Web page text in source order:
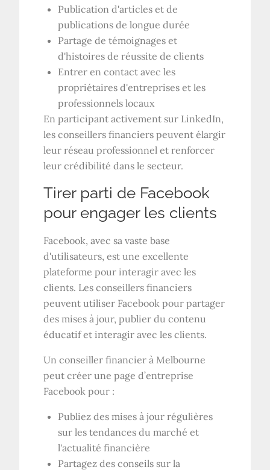
Publication d'articles et de
publications de longue durée
Partage de témoignages et
d'histoires de réussite de clients
Entrer en contact avec les
propriétaires d'entreprises et les
professionnels locaux
En participant activement sur LinkedIn,
les conseillers financiers peuvent élargir
leur réseau professionnel et renforcer
leur crédibilité dans le secteur.
Tirer parti de Facebook
pour engager les clients
Facebook, avec sa vaste base
d'utilisateurs, est une excellente
plateforme pour interagir avec les
clients. Les conseillers financiers
peuvent utiliser Facebook pour partager
des mises à jour, publier du contenu
éducatif et interagir avec les clients.
Un conseiller financier à Melbourne
peut créer une page d’entreprise
Facebook pour :
Publiez des mises à jour régulières
sur les tendances du marché et
l'actualité financière
Partagez des conseils sur la